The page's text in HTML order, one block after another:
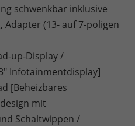
schwenkbar inklusive
(13- auf 7-poligen
up-Display /
Infotainmentdisplay]
[Beheizbares
mit
Schaltwippen /